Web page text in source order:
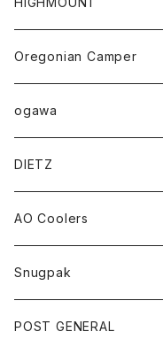
Oregonian Camper
ogawa
DIETZ
AO Coolers
Snugpak
POST GENERAL